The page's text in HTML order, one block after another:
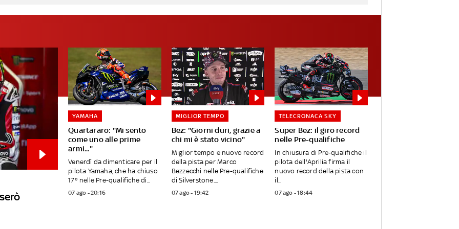
Quartararo: "Mi sento
come uno alle prime
armi..."
YAMAHA
Venerdì da dimenticare per il
pilota Yamaha, che ha chiuso
17° nelle Pre-qualifiche di...
07 ago - 20:16
Bez: "Giorni duri, grazie a
chi mi è stato vicino"
MIGLIOR TEMPO
Miglior tempo e nuovo record
della pista per Marco
Bezzecchi nelle Pre-qualifiche
di Silverstone....
07 ago - 19:42
Super Bez: il giro record
nelle Pre-qualifiche
TELECRONACA SKY
In chiusura di Pre-qualifiche il
pilota dell'Aprilia firma il
nuovo record della pista con
il...
07 ago - 18:44